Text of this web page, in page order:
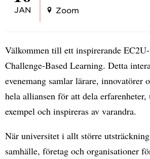
JAN
Zoom
Välkommen till ett inspirerande
Challenge-Based Learning. Detta
evenemang samlar lärare, innovatörer
hela alliansen för att dela erfarenheter,
exempel och inspireras av varandra.
När universitet i allt större
samhälle, företag och organisationer